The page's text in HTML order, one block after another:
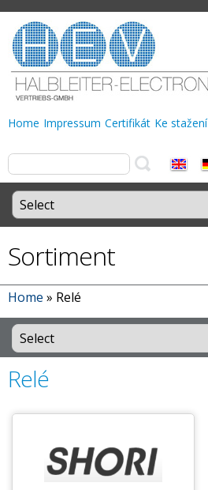
Home Impressum Certifikát Ke stažení
Sortiment
Home » Relé
Relé